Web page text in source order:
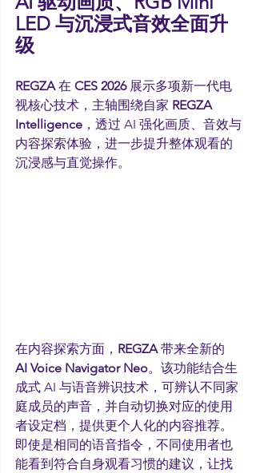
LED 与沉浸式音效全面升
级
REGZA 在 CES 2026 展示多项新一代电
视核心技术，主轴围绕自家 REGZA
Intelligence ，透过 AI 强化画质、音效与
内容探索体验，进一步提升整体观看的
沉浸感与直觉操作。
在内容探索方面， REGZA 带来全新的
AI Voice Navigator Neo。该功能结合生
成式 AI 与语音辨识技术，可辨认不同家
庭成员的声音，并自动切换对应的使用
者设定档，提供更个人化的内容推荐。
即使是相同的语音指令，不同使用者也
能看到符合自身观看习惯的建议，让找